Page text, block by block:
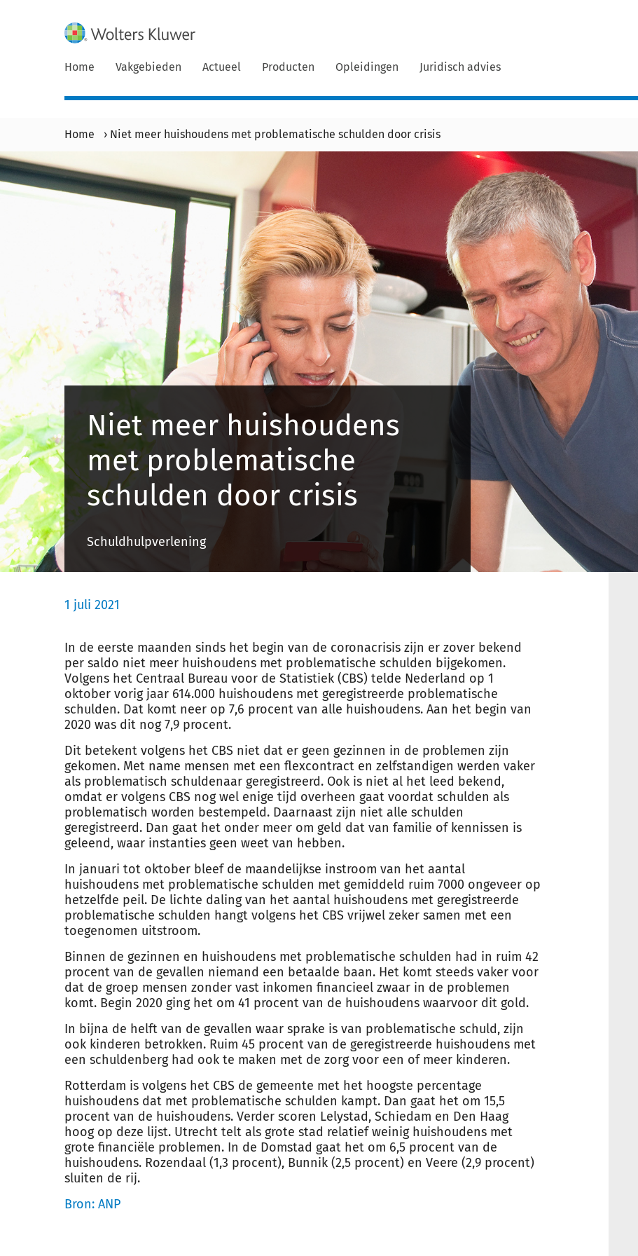
Home Vakgebieden Actueel Producten Opleidingen Juridisch advies
Home › Niet meer huishoudens met problematische schulden door crisis
Niet meer huishoudens
met problematische
schulden door crisis
Schuldhulpverlening
1 juli 2021
In de eerste maanden sinds het begin van de coronacrisis zijn er zover bekend
per saldo niet meer huishoudens met problematische schulden bijgekomen.
Volgens het Centraal Bureau voor de Statistiek (CBS) telde Nederland op 1
oktober vorig jaar 614.000 huishoudens met geregistreerde problematische
schulden. Dat komt neer op 7,6 procent van alle huishoudens. Aan het begin van
2020 was dit nog 7,9 procent.
Dit betekent volgens het CBS niet dat er geen gezinnen in de problemen zijn
gekomen. Met name mensen met een flexcontract en zelfstandigen werden vaker
als problematisch schuldenaar geregistreerd. Ook is niet al het leed bekend,
omdat er volgens CBS nog wel enige tijd overheen gaat voordat schulden als
problematisch worden bestempeld. Daarnaast zijn niet alle schulden
geregistreerd. Dan gaat het onder meer om geld dat van familie of kennissen is
geleend, waar instanties geen weet van hebben.
In januari tot oktober bleef de maandelijkse instroom van het aantal
huishoudens met problematische schulden met gemiddeld ruim 7000 ongeveer op
hetzelfde peil. De lichte daling van het aantal huishoudens met geregistreerde
problematische schulden hangt volgens het CBS vrijwel zeker samen met een
toegenomen uitstroom.
Binnen de gezinnen en huishoudens met problematische schulden had in ruim 42
procent van de gevallen niemand een betaalde baan. Het komt steeds vaker voor
dat de groep mensen zonder vast inkomen financieel zwaar in de problemen
komt. Begin 2020 ging het om 41 procent van de huishoudens waarvoor dit gold.
In bijna de helft van de gevallen waar sprake is van problematische schuld, zijn
ook kinderen betrokken. Ruim 45 procent van de geregistreerde huishoudens met
een schuldenberg had ook te maken met de zorg voor een of meer kinderen.
Rotterdam is volgens het CBS de gemeente met het hoogste percentage
huishoudens dat met problematische schulden kampt. Dan gaat het om 15,5
procent van de huishoudens. Verder scoren Lelystad, Schiedam en Den Haag
hoog op deze lijst. Utrecht telt als grote stad relatief weinig huishoudens met
grote financiële problemen. In de Domstad gaat het om 6,5 procent van de
huishoudens. Rozendaal (1,3 procent), Bunnik (2,5 procent) en Veere (2,9 procent)
sluiten de rij.
Bron: ANP